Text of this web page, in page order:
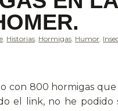
, Historias, Hormigas, Humor,
800 hormigas que
el link, no he podido